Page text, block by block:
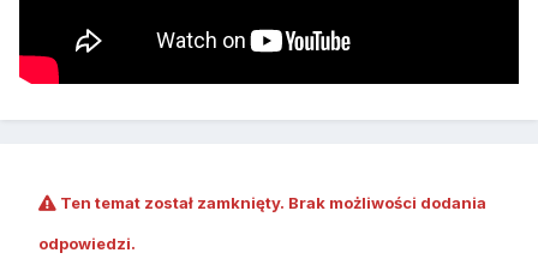
Ten temat został zamknięty. Brak możliwości dodania
odpowiedzi.